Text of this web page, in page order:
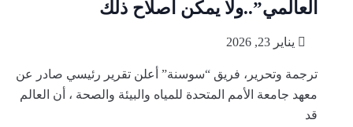
العالمي”..ولا يمكن اصلاح ذلك
يناير 23, 2026
ترجمة وتحرير، فريق “سوسنة” أعلن تقرير رئيسي صادر عن
معهد جامعة الأمم المتحدة للمياه والبيئة والصحة ، أن العالم
قد